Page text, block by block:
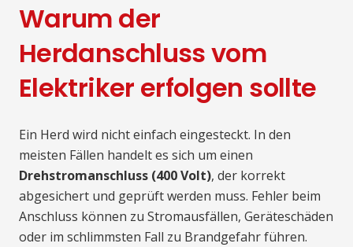
Warum der
Herdanschluss vom
Elektriker erfolgen sollte
Ein Herd wird nicht einfach eingesteckt. In den
meisten Fällen handelt es sich um einen
Drehstromanschluss (400 Volt), der korrekt
abgesichert und geprüft werden muss. Fehler beim
Anschluss können zu Stromausfällen, Geräteschäden
oder im schlimmsten Fall zu Brandgefahr führen.